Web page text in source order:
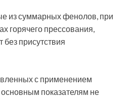
из суммарных фенолов, при
горячего прессования,
присутствия
с применением
показателям не